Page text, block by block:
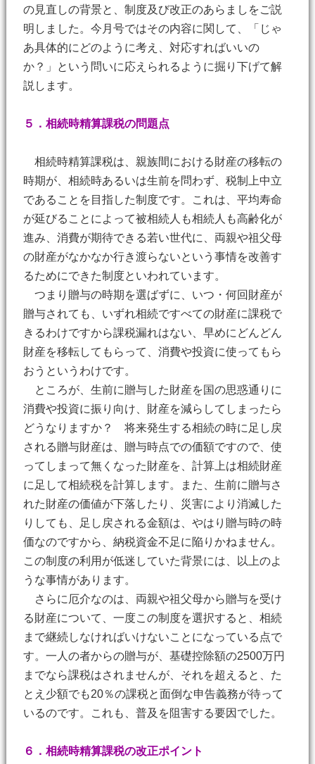
の見直しの背景と、制度及び改正のあらましをご説
明しました。今月号ではその内容に関して、「じゃ
あ具体的にどのように考え、対応すればいいの
か？」という問いに応えられるように掘り下げて解
説します。
５．相続時精算課税の問題点
相続時精算課税は、親族間における財産の移転の
時期が、相続時あるいは生前を問わず、税制上中立
であることを目指した制度です。これは、平均寿命
が延びることによって被相続人も相続人も高齢化が
進み、消費が期待できる若い世代に、両親や祖父母
の財産がなかなか行き渡らないという事情を改善す
るためにできた制度といわれています。
つまり贈与の時期を選ばずに、いつ・何回財産が
贈与されても、いずれ相続ですべての財産に課税で
きるわけですから課税漏れはない、早めにどんどん
財産を移転してもらって、消費や投資に使ってもら
おうというわけです。
ところが、生前に贈与した財産を国の思惑通りに
消費や投資に振り向け、財産を減らしてしまったら
どうなりますか？ 将来発生する相続の時に足し戻
される贈与財産は、贈与時点での価額ですので、使
ってしまって無くなった財産を、計算上は相続財産
に足して相続税を計算します。また、生前に贈与さ
れた財産の価値が下落したり、災害により消滅した
りしても、足し戻される金額は、やはり贈与時の時
価なのですから、納税資金不足に陥りかねません。
この制度の利用が低迷していた背景には、以上のよ
うな事情があります。
さらに厄介なのは、両親や祖父母から贈与を受け
る財産について、一度この制度を選択すると、相続
まで継続しなければいけないことになっている点で
す。一人の者からの贈与が、基礎控除額の2500万円
までなら課税はされませんが、それを超えると、た
とえ少額でも20％の課税と面倒な申告義務が待って
いるのです。これも、普及を阻害する要因でした。
６．相続時精算課税の改正ポイント